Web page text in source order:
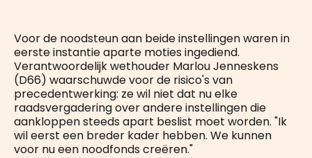
Voor de noodsteun aan beide instellingen waren in
eerste instantie aparte moties ingediend.
Verantwoordelijk wethouder Marlou Jenneskens
(D66) waarschuwde voor de risico's van
precedentwerking: ze wil niet dat nu elke
raadsvergadering over andere instellingen die
aankloppen steeds apart beslist moet worden. "Ik
wil eerst een breder kader hebben. We kunnen
voor nu een noodfonds creëren."